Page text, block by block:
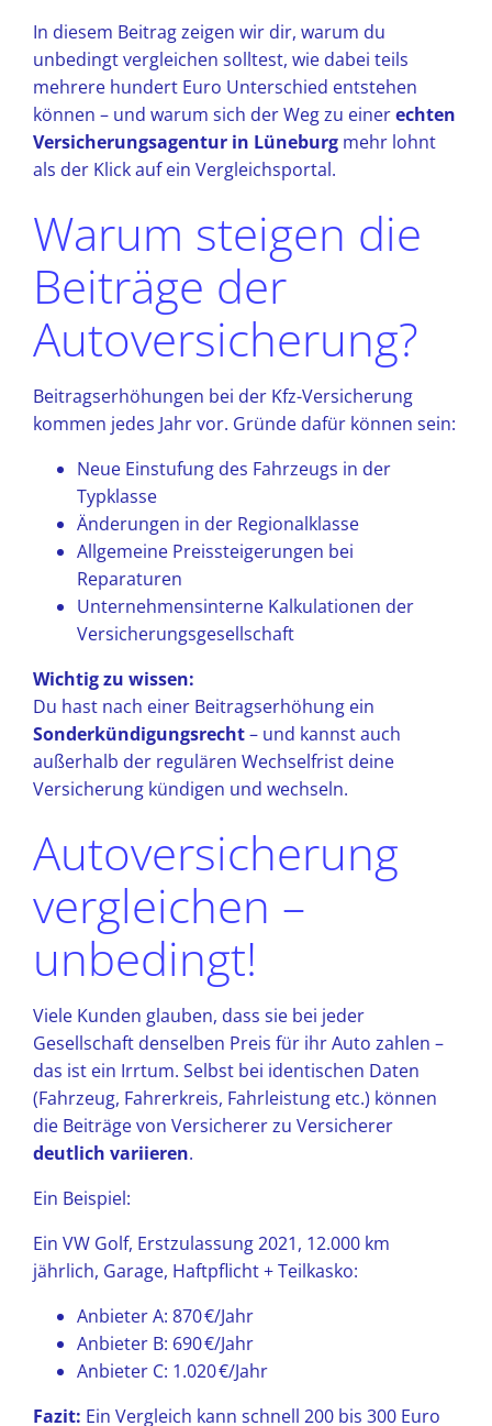
In diesem Beitrag zeigen wir dir, warum du
unbedingt vergleichen solltest, wie dabei teils
mehrere hundert Euro Unterschied entstehen
können – und warum sich der Weg zu einerechten
Versicherungsagentur in Lüneburg mehr lohnt
als der Klick auf ein Vergleichsportal.
Warum steigen die
Beiträge der
Autoversicherung?
Beitragserhöhungen bei der Kfz-Versicherung
kommen jedes Jahr vor. Gründe dafür können sein:
Neue Einstufung des Fahrzeugs in der
Typklasse
Änderungen in der Regionalklasse
Allgemeine Preissteigerungen bei
Reparaturen
Unternehmensinterne Kalkulationen der
Versicherungsgesellschaft
Wichtig zu wissen:
Du hast nach einer Beitragserhöhung ein
Sonderkündigungsrecht– und kannst auch
außerhalb der regulären Wechselfrist deine
Versicherung kündigen und wechseln.
Autoversicherung
vergleichen –
unbedingt!
Viele Kunden glauben, dass sie bei jeder
Gesellschaft denselben Preis für ihr Auto zahlen –
das ist ein Irrtum. Selbst bei identischen Daten
(Fahrzeug, Fahrerkreis, Fahrleistung etc.) können
die Beiträge von Versicherer zu Versicherer
deutlich variieren.
Ein Beispiel:
Ein VW Golf, Erstzulassung 2021, 12.000 km
jährlich, Garage, Haftpflicht + Teilkasko:
Anbieter A: 870 €/Jahr
Anbieter B: 690 €/Jahr
Anbieter C: 1.020 €/Jahr
Fazit: Ein Vergleich kann schnell 200 bis 300 Euro